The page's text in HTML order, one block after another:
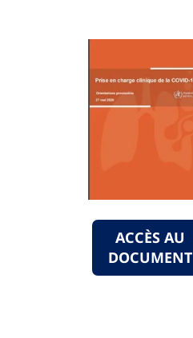
ACCÈS AU
DOCUMENT